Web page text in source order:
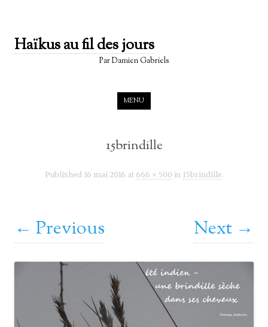
Haïkus au fil des jours
Par Damien Gabriels
MENU
15brindille
Published 16 mai 2016 at 666 × 500 in 15brindille.
← Previous Next →